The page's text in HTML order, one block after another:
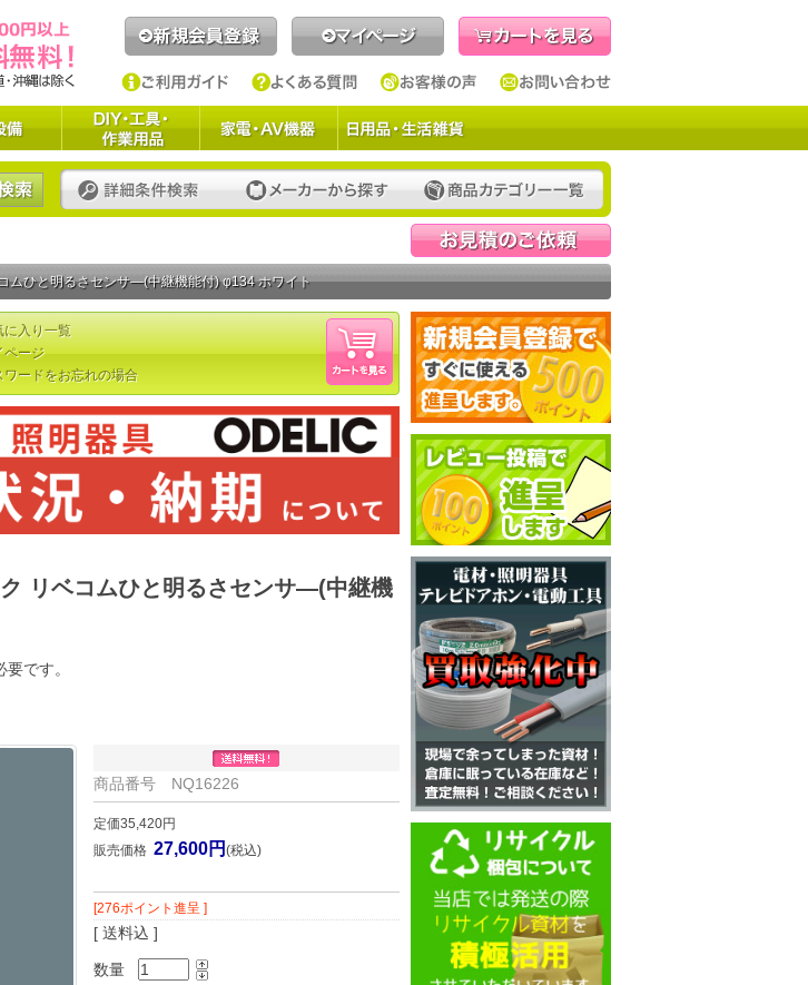
に入り一覧
ページ
ワードをお忘れの場合
ムひと明るさセンサ―(中継機能付) φ134 ホワイト
です。
リベコムひと明るさセンサ―(中継機
商品番号 NQ16226
定価35,420円
販売価格 27,600円 (税込)
[276ポイント進呈 ]
[ 送料込 ]
数量